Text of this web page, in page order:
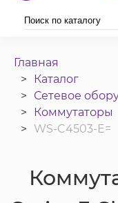
Главная
Каталог
Сетевое
Коммутаторы
WS-C4503-E=